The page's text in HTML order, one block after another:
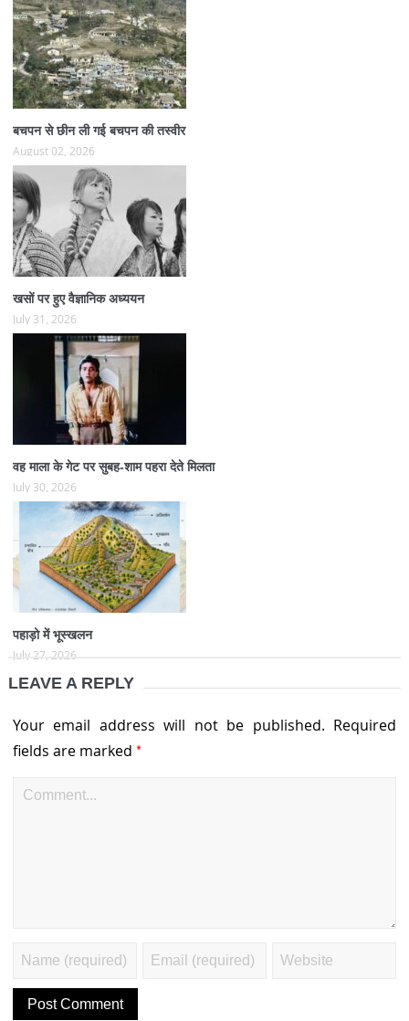
बचपन से छीन ली गई बचपन की तस्वीर
August 02, 2026
खसों पर हुए वैज्ञानिक अध्ययन
July 31, 2026
वह माला के गेट पर सुबह-शाम पहरा देते मिलता
July 30, 2026
पहाड़ो में भूस्खलन
July 27, 2026
LEAVE A REPLY
Your email address will not be published. Required
fields are marked *